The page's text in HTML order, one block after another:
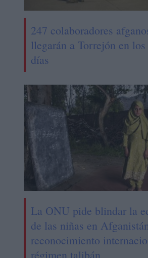
247 colaboradores
llegarán a Torrejón en
días
La ONU pide blindar la
de las niñas en
reconocimiento
régimen talibán